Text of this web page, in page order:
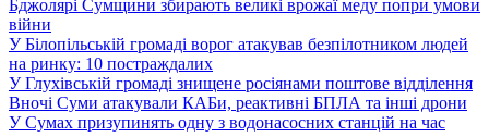
Бджолярі Сумщини збирають великі врожаї меду попри умови
війни
У Білопільській громаді ворог атакував безпілотником людей
на ринку: 10 постраждалих
У Глухівській громаді знищене росіянами поштове відділення
Вночі Суми атакували КАБи, реактивні БПЛА та інші дрони
У Сумах призупинять одну з водонасосних станцій на час